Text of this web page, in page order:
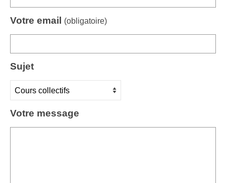
produit
Votre email (obligatoire)
Sujet
Votre message